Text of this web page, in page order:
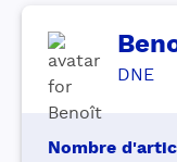
DNE
Nombre